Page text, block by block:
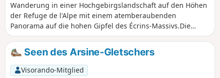
Wanderung in einer Hochgebirgslandschaft auf den Höhen
der Refuge de l'Alpe mit einem atemberaubenden
Panorama auf die hohen Gipfel des Écrins-Massivs.Die
Wanderung verläuft teilweise abseits der Wege über steile
Hänge, weshalb ich die Nutzung der App Visorando
empfehle.
Seen des Arsine-Gletschers
Visorando-Mitglied